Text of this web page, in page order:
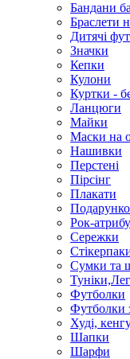
Бандани
Браслети
Дитячі
Значки
Кепки
Кулони
Куртки -
Ланцюги
Майки
Маски на
Нашивки
Перстені
Пірсінг
Плакати
Рок-
Сережки
Сумки та
Футболки
Футболки
Худі,
Шапки
Шарфи